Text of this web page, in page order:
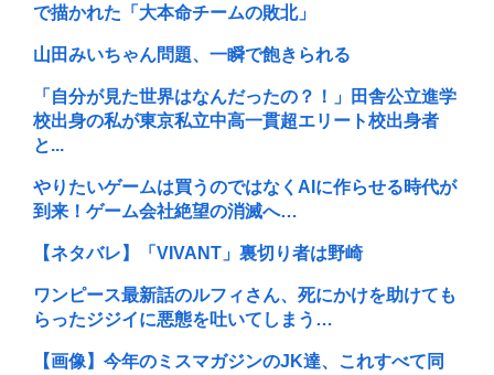
で描かれた「大本命チームの敗北」
山田みいちゃん問題、一瞬で飽きられる
「自分が見た世界はなんだったの？！」田舎公立進学
校出身の私が東京私立中高一貫超エリート校出身者
と...
やりたいゲームは買うのではなくAIに作らせる時代が
到来！ゲーム会社絶望の消滅へ…
【ネタバレ】「VIVANT」裏切り者は野崎
ワンピース最新話のルフィさん、死にかけを助けても
らったジジイに悪態を吐いてしまう…
【画像】今年のミスマガジンのJK達、これすべて同